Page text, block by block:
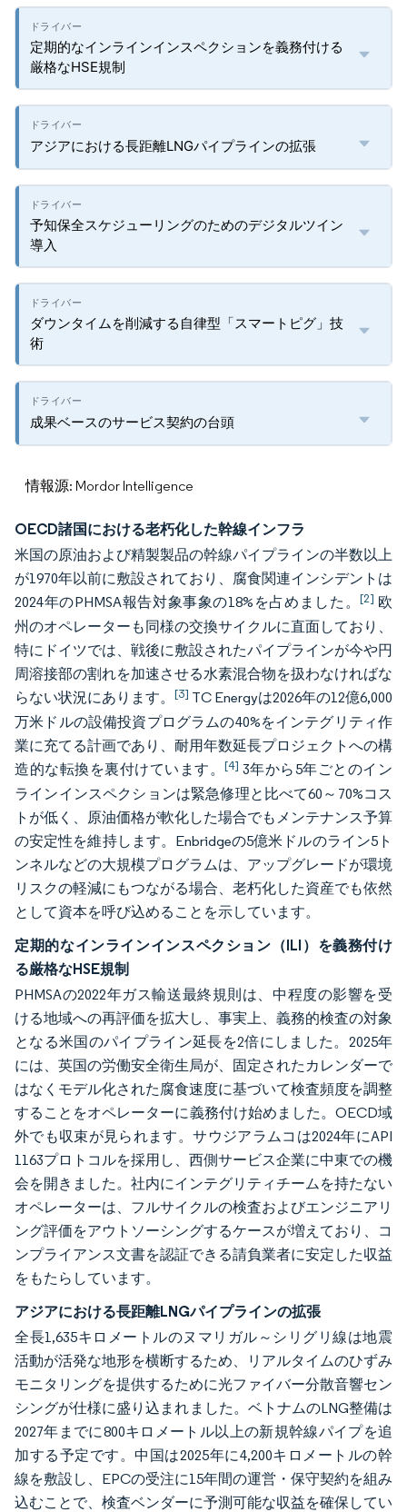
定期的なインラインインスペクションを義務付ける
厳格なHSE規制
アジアにおける長距離LNGパイプラインの拡張
予知保全スケジューリングのためのデジタルツイン
導入
ダウンタイムを削減する自律型「スマートピグ」技
術
成果ベースのサービス契約の台頭
情報源: Mordor Intelligence
OECD諸国における老朽化した幹線インフラ
米国の原油および精製製品の幹線パイプラインの半数以上
が1970年以前に敷設されており、腐食関連インシデントは
2024年のPHMSA報告対象事象の18%を占めました。[2] 欧
州のオペレーターも同様の交換サイクルに直面しており、
特にドイツでは、戦後に敷設されたパイプラインが今や円
周溶接部の割れを加速させる水素混合物を扱わなければな
らない状況にあります。 [3] TC Energyは2026年の12億6,000
万米ドルの設備投資プログラムの40%をインテグリティ作
業に充てる計画であり、耐用年数延長プロジェクトへの構
造的な転換を裏付けています。[4] 3年から5年ごとのイン
ラインインスペクションは緊急修理と比べて60～70%コス
トが低く、原油価格が軟化した場合でもメンテナンス予算
の安定性を維持します。Enbridgeの5億米ドルのライン5ト
ンネルなどの大規模プログラムは、アップグレードが環境
リスクの軽減にもつながる場合、老朽化した資産でも依然
として資本を呼び込めることを示しています。
定期的なインラインインスペクション（ILI）を義務付け
る厳格なHSE規制
PHMSAの2022年ガス輸送最終規則は、中程度の影響を受
ける地域への再評価を拡大し、事実上、義務的検査の対象
となる米国のパイプライン延長を2倍にしました。2025年
には、英国の労働安全衛生局が、固定されたカレンダーで
はなくモデル化された腐食速度に基づいて検査頻度を調整
することをオペレーターに義務付け始めました。OECD域
外でも収束が見られます。サウジアラムコは2024年にAPI
1163プロトコルを採用し、西側サービス企業に中東での機
会を開きました。社内にインテグリティチームを持たない
オペレーターは、フルサイクルの検査およびエンジニアリ
ング評価をアウトソーシングするケースが増えており、コ
ンプライアンス文書を認証できる請負業者に安定した収益
をもたらしています。
アジアにおける長距離LNGパイプラインの拡張
全長1,635キロメートルのヌマリガル～シリグリ線は地震
活動が活発な地形を横断するため、リアルタイムのひずみ
モニタリングを提供するために光ファイバー分散音響セン
シングが仕様に盛り込まれました。ベトナムのLNG整備は
2027年までに800キロメートル以上の新規幹線パイプを追
加する予定です。中国は2025年に4,200キロメートルの幹
線を敷設し、EPCの受注に15年間の運営・保守契約を組み
込むことで、検査ベンダーに予測可能な収益を確保してい